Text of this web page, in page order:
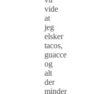
vide
at
jeg
elsker
tacos,
guacce
og
alt
der
minder